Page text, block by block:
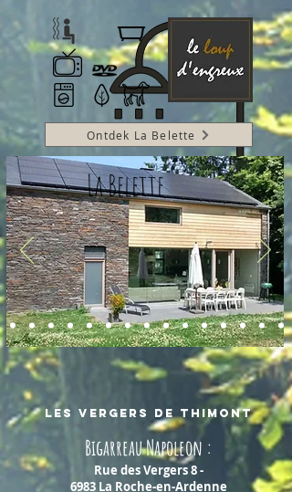
Ontdek La Belette
La Belette
les vergers de thimont
Bigarreau Napoleon :
Rue des Vergers 8 -
6983 La Roche-en-Ardenne